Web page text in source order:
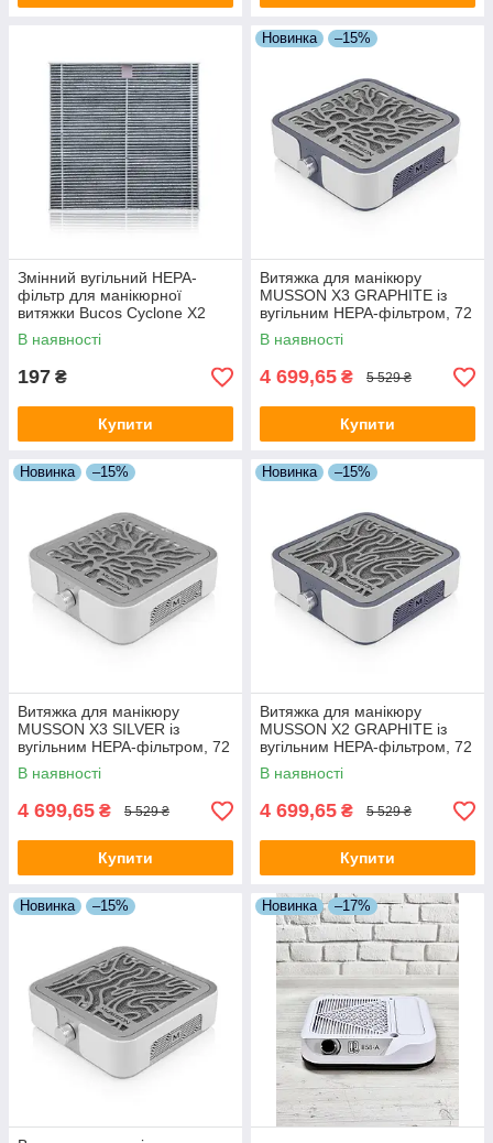
Змінний вугільний НЕРА-
фільтр для манікюрної
витяжки Bucos Cyclone X2
В наявності
197 ₴
Купити
Новинка –15%
Витяжка для манікюру
MUSSON X3 GRAPHITE із
вугільним НЕРА-фільтром, 72
Вт
В наявності
4 699,65 ₴ 5 529 ₴
Купити
Новинка –15%
Витяжка для манікюру
MUSSON X3 SILVER із
вугільним НЕРА-фільтром, 72
Вт
В наявності
4 699,65 ₴ 5 529 ₴
Купити
Новинка –15%
Витяжка для манікюру
MUSSON X2 GRAPHITE із
вугільним НЕРА-фільтром, 72
Вт
В наявності
4 699,65 ₴ 5 529 ₴
Купити
Новинка –15% Новинка –17%